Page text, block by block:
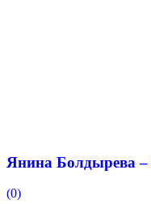
Янина Болдырева –
(0)